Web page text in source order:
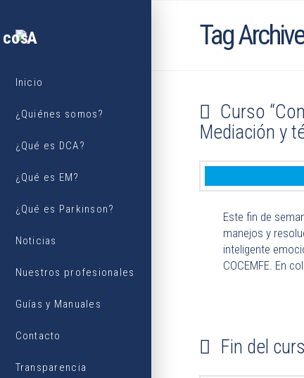
Inicio
¿Quiénes somos?
¿Qué es DCA?
¿Qué es EM?
¿Qué es Parkinson?
Noticias
Nuestros profesionales
Guías y Manuales
Contacto
Transparencia
Tag
Curso
Mediación y
Este fin de
manejos y
inteligente
COCEMFE. En
Fin del